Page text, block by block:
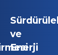
ve
Enerji